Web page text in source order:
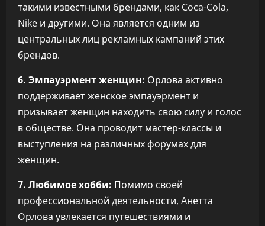
такими известными брендами, как Coca-Cola,
Nike и другими. Она является одним из
центральных лиц рекламных кампаний этих
брендов.
6. Эмпауэрмент женщин: Орлова активно
поддерживает женское эмпауэрмент и
призывает женщин находить свою силу и голос
в обществе. Она проводит мастер-классы и
выступления на различных форумах для
женщин.
7. Любимое хобби: Помимо своей
профессиональной деятельности, Анетта
Орлова увлекается путешествиями и